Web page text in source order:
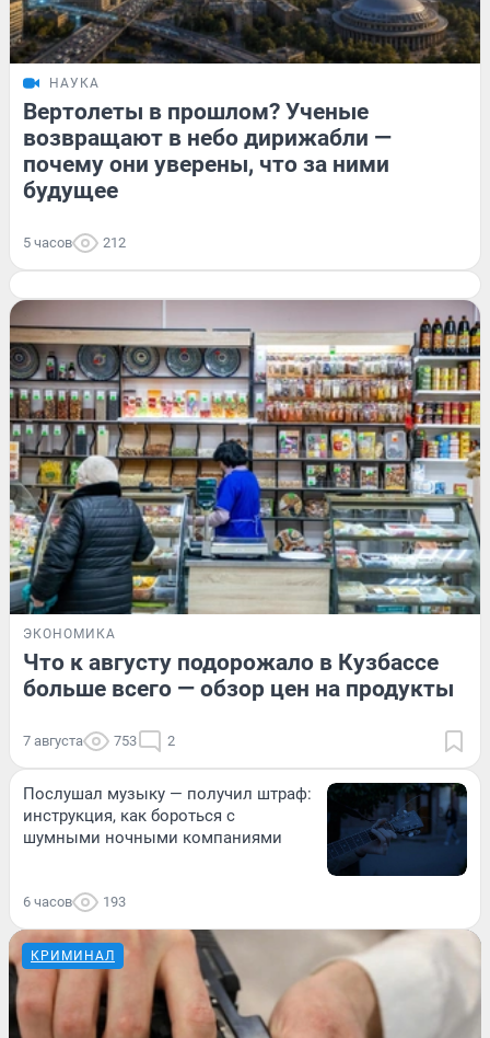
НАУКА
Вертолеты в прошлом? Ученые
возвращают в небо дирижабли —
почему они уверены, что за ними
будущее
5 часов 212
ЭКОНОМИКА
Что к августу подорожало в Кузбассе
больше всего — обзор цен на продукты
7 августа 753 2
Послушал музыку — получил штраф:
инструкция, как бороться с
шумными ночными компаниями
6 часов 193
КРИМИНАЛ